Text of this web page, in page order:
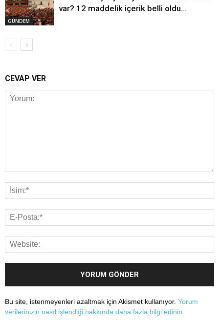
GÜNDEM
var? 12 maddelik içerik belli oldu…
CEVAP VER
Bu site, istenmeyenleri azaltmak için Akismet kullanıyor. Yorum
verilerinizin nasıl işlendiği hakkında daha fazla bilgi edinin.